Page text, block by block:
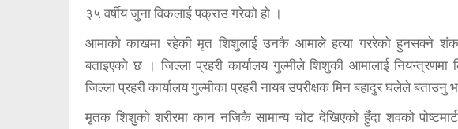
३५ वर्षीय जुना विकलाई पक्राउ गरेको हो ।
आमाको काखमा रहेकी मृत शिशुलाई उनकै आमाले हत्या गररेको हुनसक्ने शंका
बताइएको छ । जिल्ला प्रहरी कार्यालय गुल्मीले शिशुकी आमालाई
जिल्ला प्रहरी कार्यालय गुल्मीका प्रहरी नायब उपरीक्षक मिन बहादुर घलेले बताउनु
मृतक शिशुुको शरीरमा कान नजिकै सामान्य चोट देखिएको हुँदा शवको